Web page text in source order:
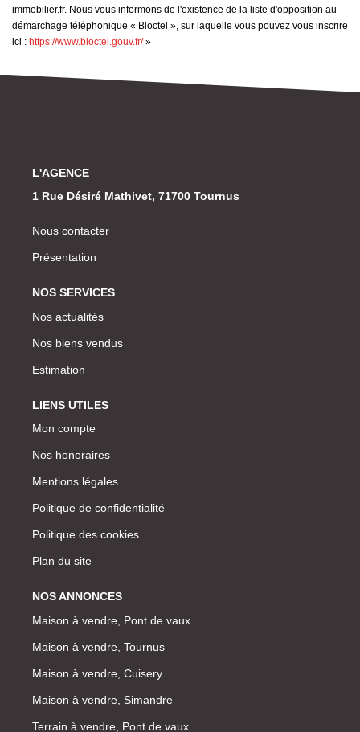
immobilier.fr. Nous vous informons de l'existence de la liste d'opposition au
démarchage téléphonique « Bloctel », sur laquelle vous pouvez vous inscrire
ici : https://www.bloctel.gouv.fr/»
L'AGENCE
1 Rue Désiré Mathivet, 71700 Tournus
Nous contacter
Présentation
NOS SERVICES
Nos actualités
Nos biens vendus
Estimation
LIENS UTILES
Mon compte
Nos honoraires
Mentions légales
Politique de confidentialité
Politique des cookies
Plan du site
NOS ANNONCES
Maison à vendre, Pont de vaux
Maison à vendre, Tournus
Maison à vendre, Cuisery
Maison à vendre, Simandre
Terrain à vendre, Pont de vaux